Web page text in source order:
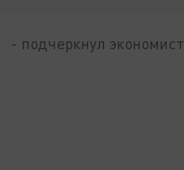
- подчеркнул экономист.